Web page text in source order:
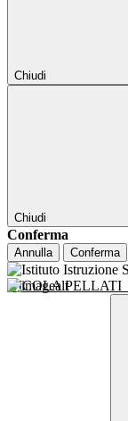
Chiudi
Chiudi
Conferma
Annulla Conferma
NICOLA PELLATI